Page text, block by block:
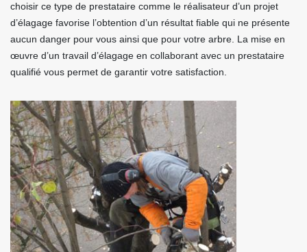
choisir ce type de prestataire comme le réalisateur d’un projet
d’élagage favorise l’obtention d’un résultat fiable qui ne présente
aucun danger pour vous ainsi que pour votre arbre. La mise en
œuvre d’un travail d’élagage en collaborant avec un prestataire
qualifié vous permet de garantir votre satisfaction.